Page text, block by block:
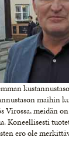
maihin
Virossa, meidän
Koneellisesti
ero ole